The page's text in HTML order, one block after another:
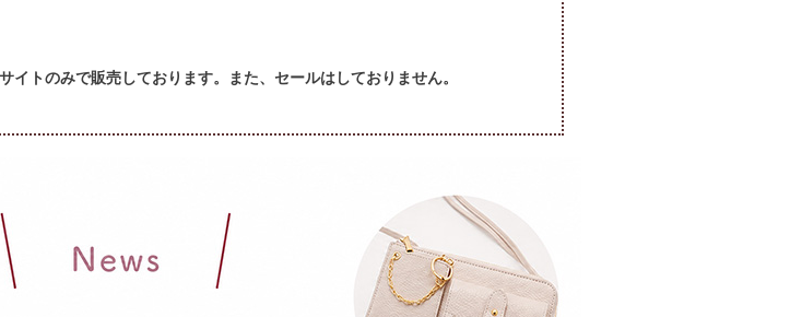
トのみで販売しております。また、セールはしておりません。